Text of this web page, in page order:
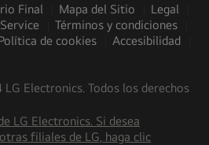
Final Mapa del Sitio
Legal
Términos y condiciones
de cookies
Accesibilidad
Electronics. Todos los derechos
LG Electronics. Si desea
filiales de LG, haga clic(